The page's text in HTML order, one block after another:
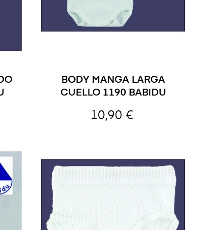
BODY MANGA LARGA
CUELLO 1190 BABIDU
10,90 €